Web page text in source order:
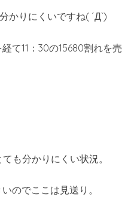
かりにくいですね( ´Д`)
て11：30の15680割れを売
も分かりにくい状況。
のでここは見送り。